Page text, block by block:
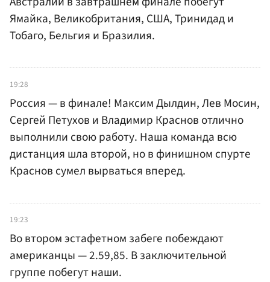
Ямайка, Великобритания, США, Тринидад и
Тобаго, Бельгия и Бразилия.
19:28
Россия — в финале! Максим Дылдин, Лев Мосин,
Сергей Петухов и Владимир Краснов отлично
выполнили свою работу. Наша команда всю
дистанция шла второй, но в финишном спурте
Краснов сумел вырваться вперед.
19:23
Во втором эстафетном забеге побеждают
американцы — 2.59,85. В заключительной
группе побегут наши.